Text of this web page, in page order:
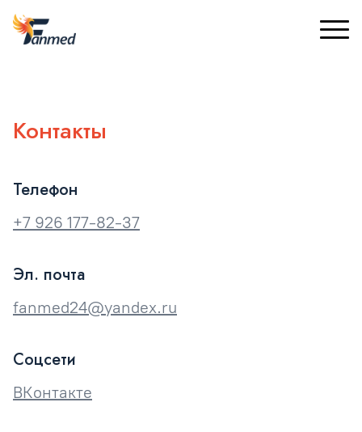
Контакты
Телефон
+7 926 177-82-37
Эл. почта
fanmed24@yandex.ru
Соцсети
ВКонтакте